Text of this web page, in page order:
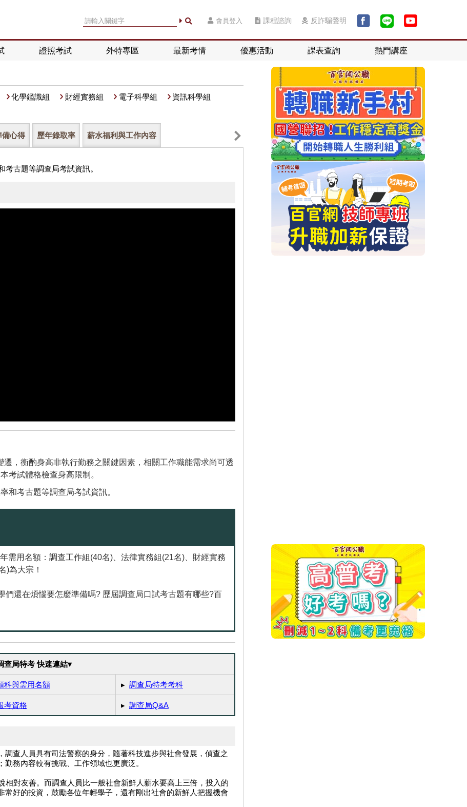
會員登入 課程諮詢 反詐騙聲明
證照考試 外特專區 最新考情 優惠活動 課表查詢 熱門講座
化學鑑識組 財經實務組 電子科學組
資訊科學組
備心得 歷年錄取率 薪水福利與工作內容
，衡酌身高非執行勤務之關鍵因素，相關工作職能需求尚可透
考試體格檢查身高限制。
需用名額：調查工作組(40名)、法律實務組(21名)、財經實務
)為大宗！
們還在煩惱要怎麼準備嗎? 歷屆調查局口試考古題有哪些?百
查局特考 快速連結▾
科與需用名額 ▸ 調查局特考考科
考資格 ▸ 調查局Q&A
查人員具有司法警察的身分，隨著科技進步與社會發展，偵查之
務內容較有挑戰、工作領域也更廣泛。
對友善。而調查人員比一般社會新鮮人薪水要高上三倍，投入的
好的投資，鼓勵各位年輕學子，還有剛出社會的新鮮人把握機會